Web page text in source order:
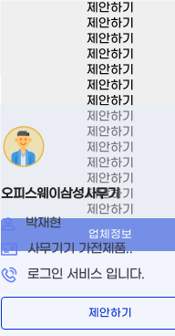
제안하기
제안하기
제안하기
제안하기
제안하기
제안하기
제안하기
제안하기
제안하기
제안하기
제안하기
제안하기
제안하기
제안하기
업체정보
오피스웨이삼성사무기
박재현
사무기기 가전제품..
로그인 서비스 입니다.
제안하기